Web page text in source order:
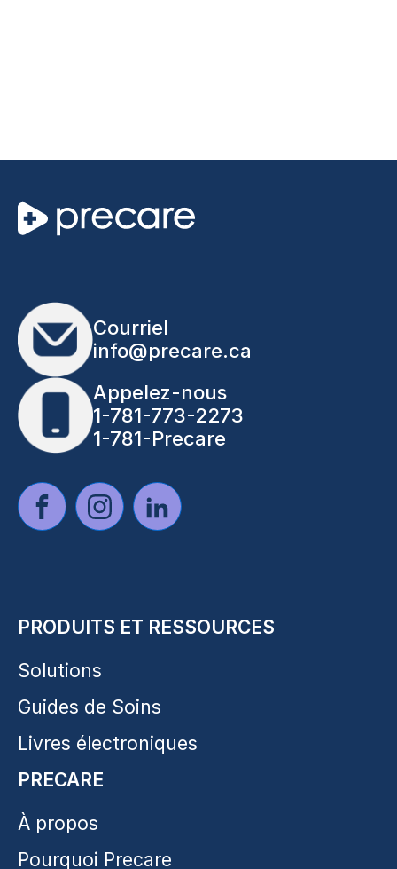
Courriel
info@precare.ca
Appelez-nous
1-781-773-2273
1-781-Precare
PRODUITS ET RESSOURCES
Solutions
Guides de Soins
Livres électroniques
PRECARE
À propos
Pourquoi Precare